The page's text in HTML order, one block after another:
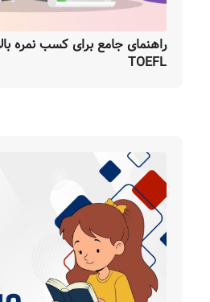
TOEFL